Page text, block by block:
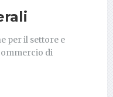
per il settore e
di